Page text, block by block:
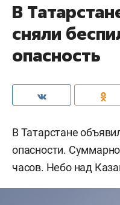
В
сняли
опасность
В Татарстане
опасности.
часов. Небо над